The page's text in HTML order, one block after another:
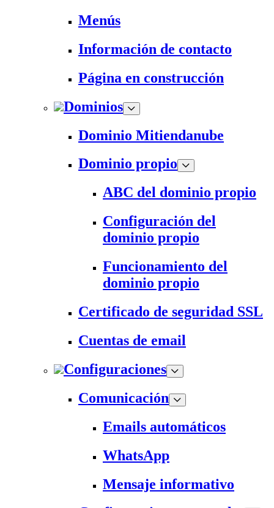
Menús
Información de contacto
Página en construcción
Dominios
Dominio Mitiendanube
Dominio propio
ABC del dominio propio
Configuración del
dominio propio
Funcionamiento del
dominio propio
Certificado de seguridad SSL
Cuentas de email
Configuraciones
Comunicación
Emails automáticos
WhatsApp
Mensaje informativo